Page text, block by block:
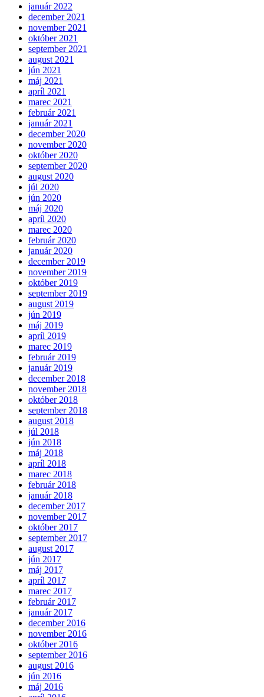
január 2022
december 2021
november 2021
október 2021
september 2021
august 2021
jún 2021
máj 2021
apríl 2021
marec 2021
február 2021
január 2021
december 2020
november 2020
október 2020
september 2020
august 2020
júl 2020
jún 2020
máj 2020
apríl 2020
marec 2020
február 2020
január 2020
december 2019
november 2019
október 2019
september 2019
august 2019
jún 2019
máj 2019
apríl 2019
marec 2019
február 2019
január 2019
december 2018
november 2018
október 2018
september 2018
august 2018
júl 2018
jún 2018
máj 2018
apríl 2018
marec 2018
február 2018
január 2018
december 2017
november 2017
október 2017
september 2017
august 2017
jún 2017
máj 2017
apríl 2017
marec 2017
február 2017
január 2017
december 2016
november 2016
október 2016
september 2016
august 2016
jún 2016
máj 2016